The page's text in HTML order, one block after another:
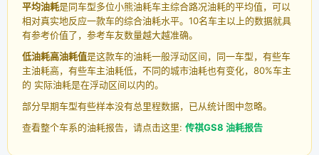
平均油耗是同车型多位小熊油耗车主综合路况油耗的平均值，可以
相对真实地反应一款车的综合油耗水平。10名车主以上的数据就具
有参考价值了，参考车友数量越大越准确。
低油耗高油耗值是这款车的油耗一般浮动区间，同一车型，有些车
主油耗高，有些车主油耗低，不同的城市油耗也有变化，80%车主
的 实际油耗是在浮动区间以内的。
部分早期车型有些样本没有总里程数据，已从统计图中忽略。
查看整个车系的油耗报告，请点击这里: 传祺GS8 油耗报告